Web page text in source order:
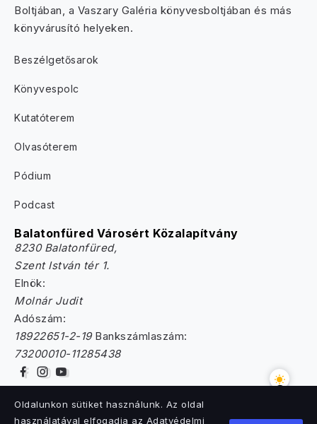
Boltjában, a Vaszary Galéria könyvesboltjában és más
könyvárusító helyeken.
Beszélgetősarok
Könyvespolc
Kutatóterem
Olvasóterem
Pódium
Podcast
Balatonfüred Városért Közalapítvány
8230 Balatonfüred,
Szent István tér 1.
Elnök:
Molnár Judit
Adószám:
18922651-2-19Bankszámlaszám:
73200010-11285438
Oldalunkon sütiket használunk. Az oldal
használatával elfogadja az Adatvédelmi